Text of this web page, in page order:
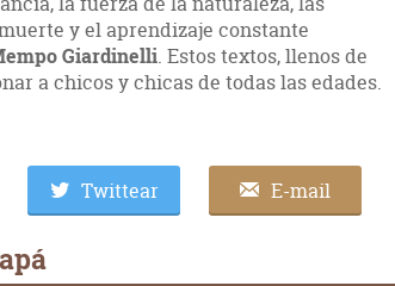
y el aprendizaje constante
Giardinelli. Estos textos, llenos de
a chicos y chicas de todas las edades.
Twittear E-mail